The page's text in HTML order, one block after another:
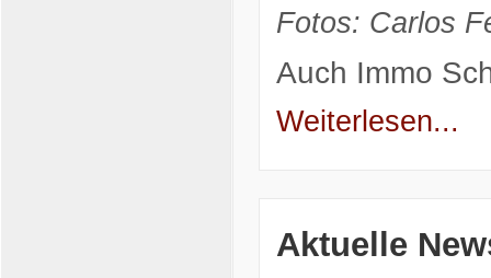
Fotos: Carlos
Auch Immo
Weiterlesen...
Aktuelle